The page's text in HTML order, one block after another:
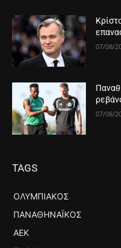
07/08/
07/08/
TAGS
ΟΛΥΜΠΙΑΚΌΣ
ΠΑΝΑΘΗΝΑΪΚΌΣ
ΑΕΚ